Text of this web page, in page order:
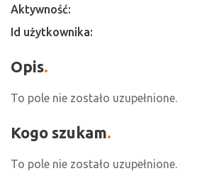
Aktywność:
Id użytkownika:
Opis
To pole nie zostało uzupełnione.
Kogo szukam
To pole nie zostało uzupełnione.